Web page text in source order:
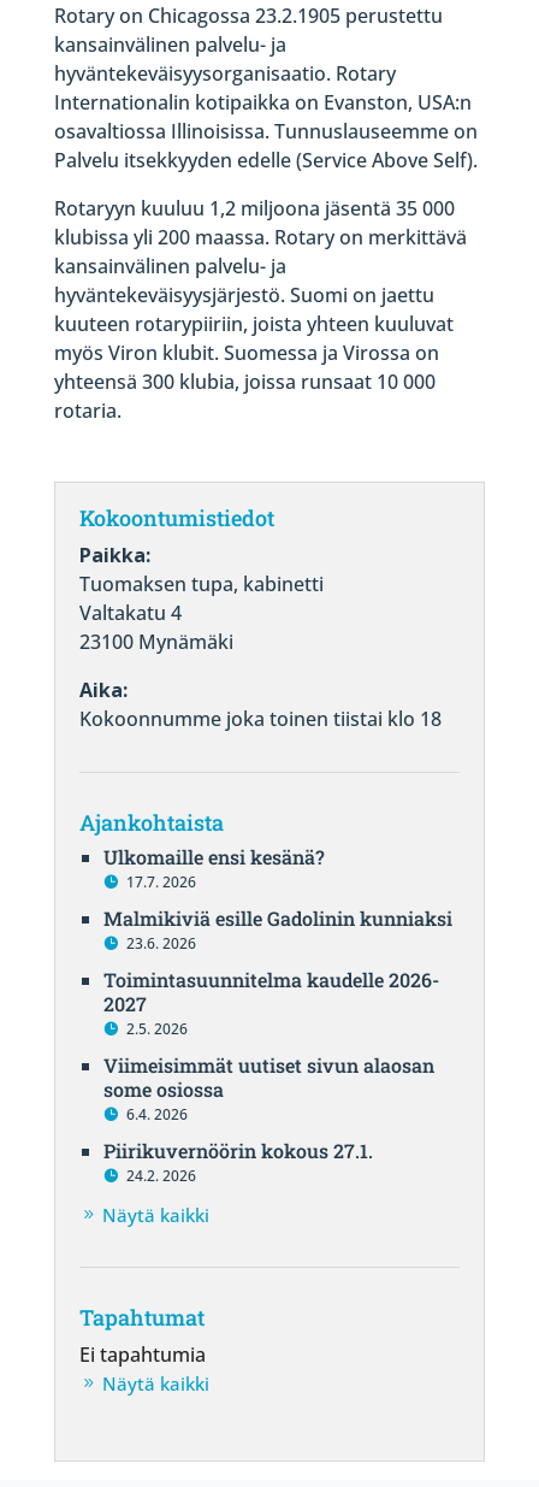
Rotary on Chicagossa 23.2.1905 perustettu
kansainvälinen palvelu- ja
hyväntekeväisyysorganisaatio. Rotary
Internationalin kotipaikka on Evanston, USA:n
osavaltiossa Illinoisissa. Tunnuslauseemme on
Palvelu itsekkyyden edelle (Service Above Self).
Rotaryyn kuuluu 1,2 miljoona jäsentä 35 000
klubissa yli 200 maassa. Rotary on merkittävä
kansainvälinen palvelu- ja
hyväntekeväisyysjärjestö. Suomi on jaettu
kuuteen rotarypiiriin, joista yhteen kuuluvat
myös Viron klubit. Suomessa ja Virossa on
yhteensä 300 klubia, joissa runsaat 10 000
rotaria.
Kokoontumistiedot
Paikka:
Tuomaksen tupa, kabinetti
Valtakatu 4
23100 Mynämäki
Aika:
Kokoonnumme joka toinen tiistai klo 18
Ajankohtaista
Ulkomaille ensi kesänä?
17.7. 2026
Malmikiviä esille Gadolinin kunniaksi
23.6. 2026
Toimintasuunnitelma kaudelle 2026-
2027
2.5. 2026
Viimeisimmät uutiset sivun alaosan
some osiossa
6.4. 2026
Piirikuvernöörin kokous 27.1.
24.2. 2026
Näytä kaikki
Tapahtumat
Ei tapahtumia
Näytä kaikki